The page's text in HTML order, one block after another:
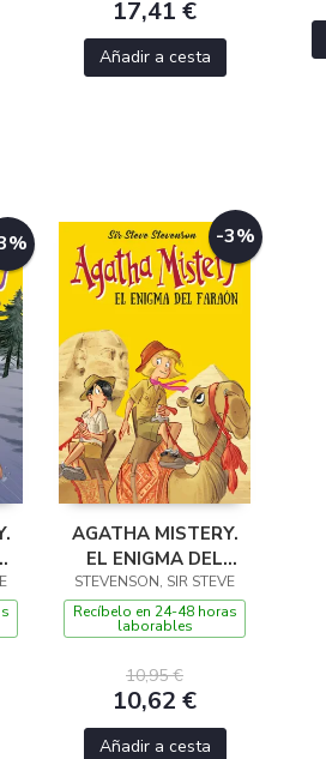
17,41 €
Añadir a cesta
-3%
AGATHA MISTERY.
EL ENIGMA DEL
FARAÓN
STEVENSON, SIR STEVE
Recíbelo en 24-48 horas
laborables
10,95 €
10,62 €
Añadir a cesta